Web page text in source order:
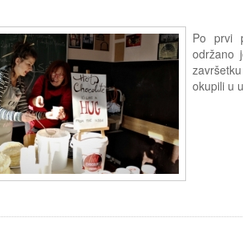
Po prvi
održano
okupili u